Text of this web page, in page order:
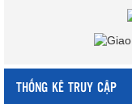
THỐNG KÊ TRUY CẬP